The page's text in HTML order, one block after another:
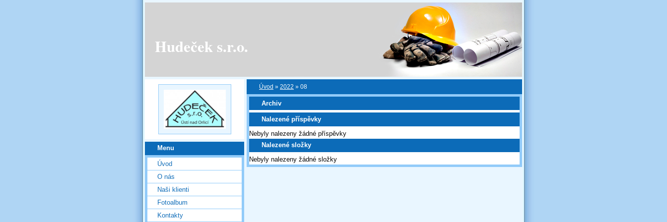
Hudeček s.r.o.
Menu
Úvod
O nás
Naši klienti
Fotoalbum
Kontakty
Úvod » 2022 » 08
Archiv
Nalezené příspěvky
Nebyly nalezeny žádné příspěvky
Nalezené složky
Nebyly nalezeny žádné složky